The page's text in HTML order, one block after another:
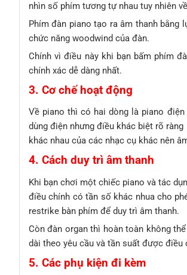
nhìn số phím tương tự nhau tuy nhiên
Phím đàn piano tạo ra âm thanh bằng
chức năng woodwind của đàn.
Chính vì điều này khi bạn bấm phím
chính xác dễ dàng nhất.
3. Cơ chế hoạt động
Về piano thì có hai dòng là piano
dùng điện nhưng điều khác biệt rõ
khác nhau của các nhạc cụ khác nên
4. Cách duy trì âm thanh
Khi bạn chơi một chiếc piano và tác
điều chính có tần số khác nhua cho
restrike bàn phím để duy trì âm thanh.
Còn đàn organ thì hoàn toàn không
dài theo yêu cầu và tần suất được điều
5. Các phụ kiện đi kèm